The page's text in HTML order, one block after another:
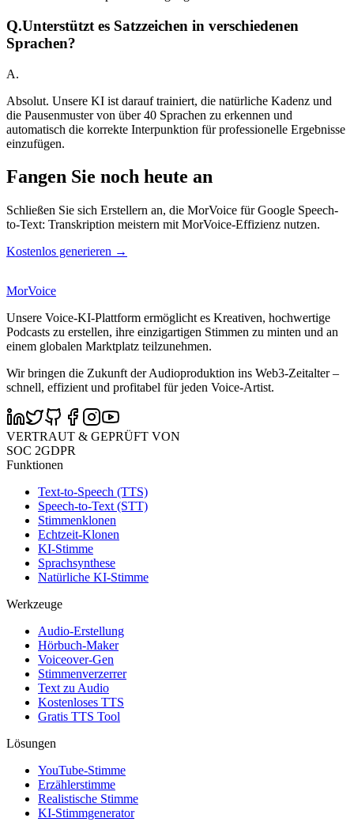
Q.Unterstützt es Satzzeichen in verschiedenen
Sprachen?
A.
Absolut. Unsere KI ist darauf trainiert, die natürliche Kadenz und
die Pausenmuster von über 40 Sprachen zu erkennen und
automatisch die korrekte Interpunktion für professionelle Ergebnisse
einzufügen.
Fangen Sie noch heute an
Schließen Sie sich Erstellern an, die MorVoice für Google Speech-
to-Text: Transkription meistern mit MorVoice-Effizienz nutzen.
Kostenlos generieren →
MorVoice
Unsere Voice-KI-Plattform ermöglicht es Kreativen, hochwertige
Podcasts zu erstellen, ihre einzigartigen Stimmen zu minten und an
einem globalen Marktplatz teilzunehmen.
Wir bringen die Zukunft der Audioproduktion ins Web3-Zeitalter –
schnell, effizient und profitabel für jeden Voice-Artist.
VERTRAUT & GEPRÜFT VON
SOC 2GDPR
Funktionen
Text-to-Speech (TTS)
Speech-to-Text (STT)
Stimmenklonen
Echtzeit-Klonen
KI-Stimme
Sprachsynthese
Natürliche KI-Stimme
Werkzeuge
Audio-Erstellung
Hörbuch-Maker
Voiceover-Gen
Stimmenverzerrer
Text zu Audio
Kostenloses TTS
Gratis TTS Tool
Lösungen
YouTube-Stimme
Erzählerstimme
Realistische Stimme
KI-Stimmgenerator